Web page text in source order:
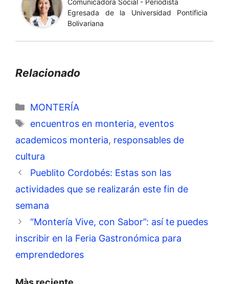
Comunicadora Social - Periodista
Egresada de la Universidad Pontificia
Bolivariana
Relacionado
Categorías
MONTERÍA
Etiquetas
encuentros en monteria, eventos
academicos monteria, responsables de
cultura
Pueblito Cordobés: Estas son las
actividades que se realizarán este fin de
semana
“Montería Vive, con Sabor”: así te puedes
inscribir en la Feria Gastronómica para
emprendedores